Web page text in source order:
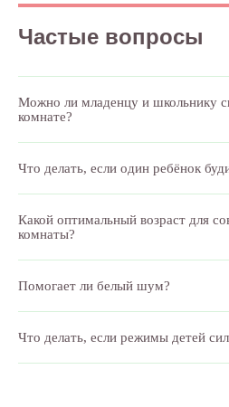
Частые вопросы
Можно ли младенцу и школьнику
комнате?
Что делать, если один ребёнок
Какой оптимальный возраст для
комнаты?
Помогает ли белый шум?
Что делать, если режимы детей